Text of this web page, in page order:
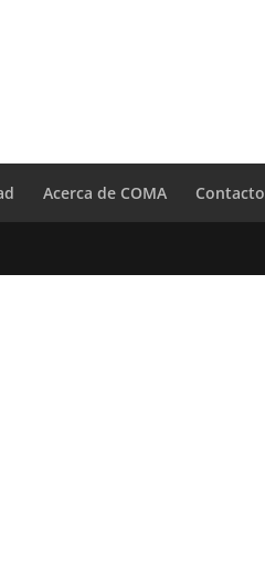
Acerca de COMA Contacto